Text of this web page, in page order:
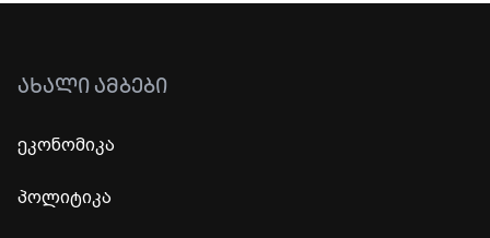
ᲐᲮᲐᲚᲘ ᲐᲛᲑᲔᲑᲘ
ეკონომიკა
პოლიტიკა